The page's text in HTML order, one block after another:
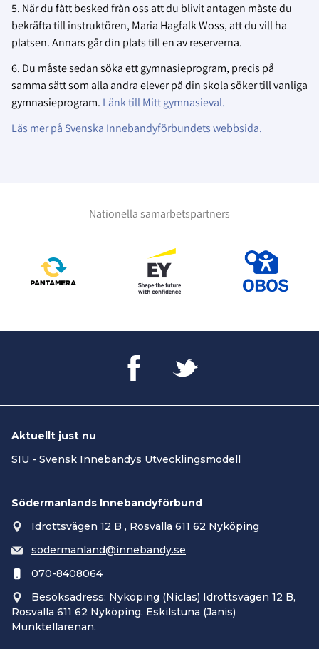
5. När du fått besked från oss att du blivit antagen måste du
bekräfta till instruktören, Maria Hagfalk Woss, att du vill ha
platsen. Annars går din plats till en av reserverna.
6. Du måste sedan söka ett gymnasieprogram, precis på
samma sätt som alla andra elever på din skola söker till vanliga
gymnasieprogram. Länk till Mitt gymnasieval.
Läs mer på Svenska Innebandyförbundets webbsida.
Nationella samarbetspartners
Aktuellt just nu
SIU - Svensk Innebandys Utvecklingsmodell
Södermanlands Innebandyförbund
Idrottsvägen 12 B , Rosvalla 611 62 Nyköping
sodermanland@innebandy.se
070-8408064
Besöksadress: Nyköping (Niclas) Idrottsvägen 12 B,
Rosvalla 611 62 Nyköping. Eskilstuna (Janis)
Munktellarenan.